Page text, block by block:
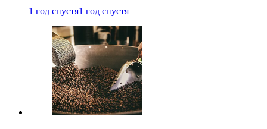
1 год спустя1 год спустя